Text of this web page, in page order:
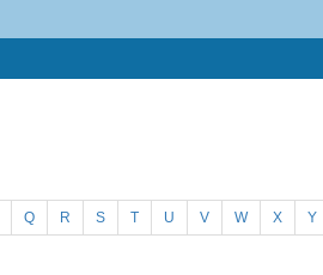
Q R S T U V W X Y